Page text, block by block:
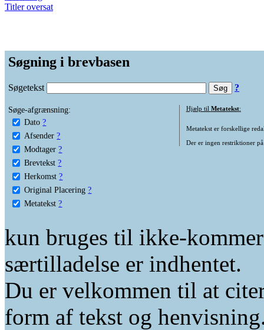
Titler oversat
Søgning i brevbasen
Søgetekst ?
Søge-afgrænsning:
Dato ?
Afsender ?
Modtager ?
Brevtekst ?
Herkomst ?
Original Placering ?
Metatekst ?
Hjælp til Metatekst:
Metatekst er forskellige
Der er ingen restriktioner
kun bruges til ikke-
særtilladelse er indhentet.
Du er velkommen til at
form af tekst og